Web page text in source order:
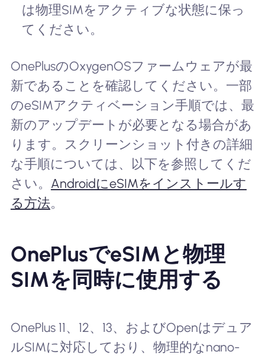
は物理SIMをアクティブな状態に保っ
てください。
OnePlusのOxygenOSファームウェアが最
新であることを確認してください。一部
のeSIMアクティベーション手順では、最
新のアップデートが必要となる場合があ
ります。スクリーンショット付きの詳細
な手順については、以下を参照してくだ
さい。 AndroidにeSIMをインストールす
る方法。
OnePlusでeSIMと物理
SIMを同時に使用する
OnePlus 11、12、13、およびOpenはデュア
ルSIMに対応しており、物理的なnano-